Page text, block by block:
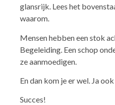
glansrijk. Lees het
waarom.
Mensen hebben een stok
Begeleiding. Een schop
ze aanmoedigen.
En dan kom je er wel. Ja
Succes!